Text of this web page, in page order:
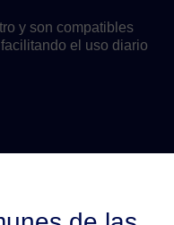
y son compatibles
el uso diario